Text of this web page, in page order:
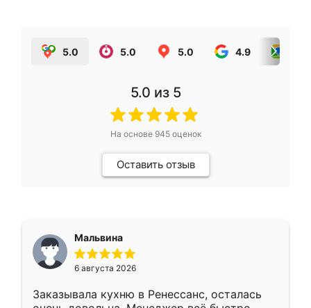
5.0 5.0 5.0 4.9
5.0 из 5
На основе 945оценок
Оставить отзыв
Мальвина
6 августа 2026
Заказывала кухню в Ренессанс, осталась